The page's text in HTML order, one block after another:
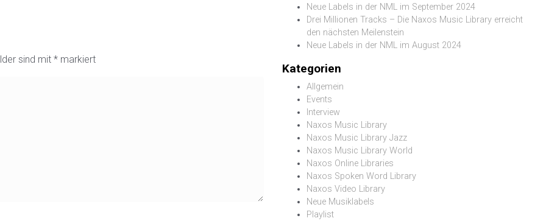
sind mit * markiert
Neue Labels in der NML im September 2024
Drei Millionen Tracks – Die Naxos Music Library erreicht
den nächsten Meilenstein
Neue Labels in der NML im August 2024
Kategorien
Allgemein
Events
Interview
Naxos Music Library
Naxos Music Library Jazz
Naxos Music Library World
Naxos Online Libraries
Naxos Spoken Word Library
Naxos Video Library
Neue Musiklabels
Playlist